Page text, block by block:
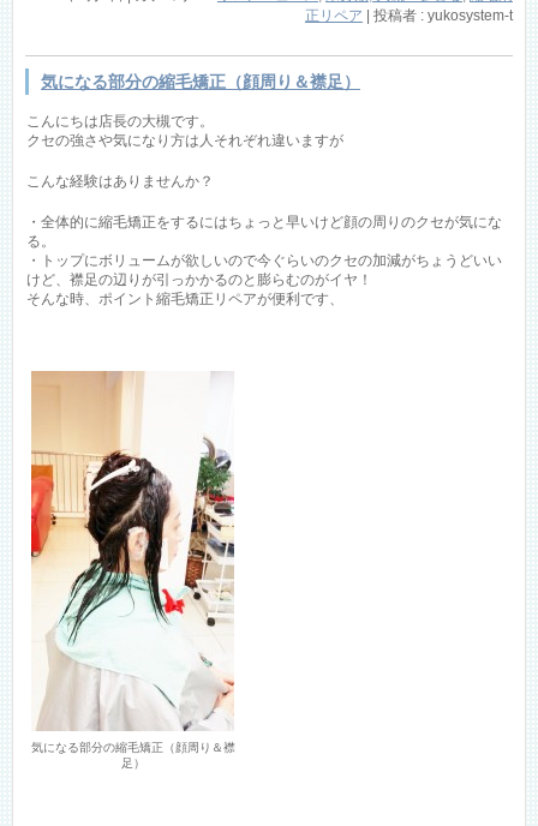
正リペア
投稿者 : yukosystem-t
気になる部分の縮毛矯正（顔周り＆襟足）
こんにちは店長の大槻です。
クセの強さや気になり方は人それぞれ違いますが
こんな経験はありませんか？
・全体的に縮毛矯正をするにはちょっと早いけど顔の周りのクセが気にな
る。
・トップにボリュームが欲しいので今ぐらいのクセの加減がちょうどいい
けど、襟足の辺りが引っかかるのと膨らむのがイヤ！
そんな時、ポイント縮毛矯正リペアが便利です、
気になる部分の縮毛矯正（顔周り＆襟
足）